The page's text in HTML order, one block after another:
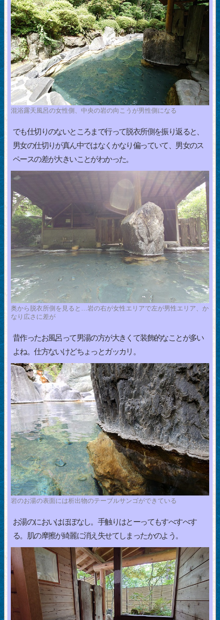
混浴露天風呂の女性側、中央の岩の向こうが男性側になる
でも仕切りのないところまで行って脱衣所側を振り返ると、
男女の仕切りが真ん中ではなくかなり偏っていて、男女のス
ペースの差が大きいことがわかった。
奥から脱衣所側を見ると…岩の右が女性エリアで左が男性エリア、か
なり広さに差が
昔作ったお風呂って男湯の方が大きくて装飾的なことが多い
よね。仕方ないけどちょっとガッカリ。
岩のお湯の表面には析出物のテーブルサンゴができている
お湯のにおいはほぼなし。手触りはとーってもすべすべす
る。肌の摩擦が綺麗に消え失せてしまったかのよう。